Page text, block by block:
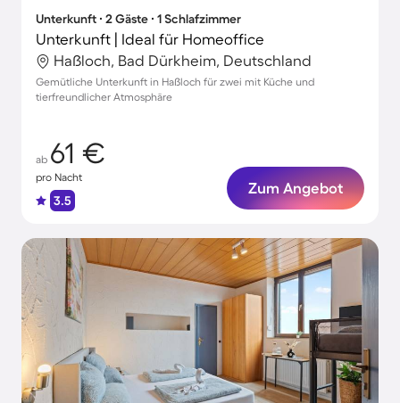
Unterkunft ∙ 2 Gäste ∙ 1 Schlafzimmer
Unterkunft | Ideal für Homeoffice
Haßloch, Bad Dürkheim, Deutschland
Gemütliche Unterkunft in Haßloch für zwei mit Küche und
tierfreundlicher Atmosphäre
ab 61 €
pro Nacht
3.5
Zum Angebot